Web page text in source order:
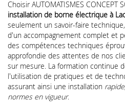
Choisir AUTOMATISMES CONCEPT
installation de borne électrique à
seulement un savoir-faire
d'un accompagnement complet et
des compétences techniques
approfondie des attentes de nos
sur mesure. La formation continue
l'utilisation de pratiques et de
assurant ainsi une installation
normes en vigueur.